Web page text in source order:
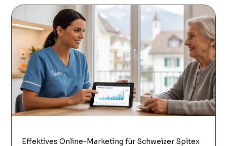
Effektives Online-Marketing für Schweizer Spitex